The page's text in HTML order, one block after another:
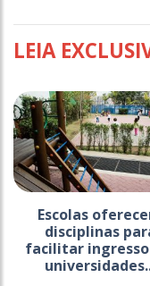
LEIA
Escolas
disciplinas
facilitar